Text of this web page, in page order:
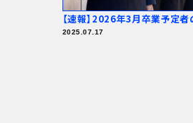
卒業予定者の就職内定状況